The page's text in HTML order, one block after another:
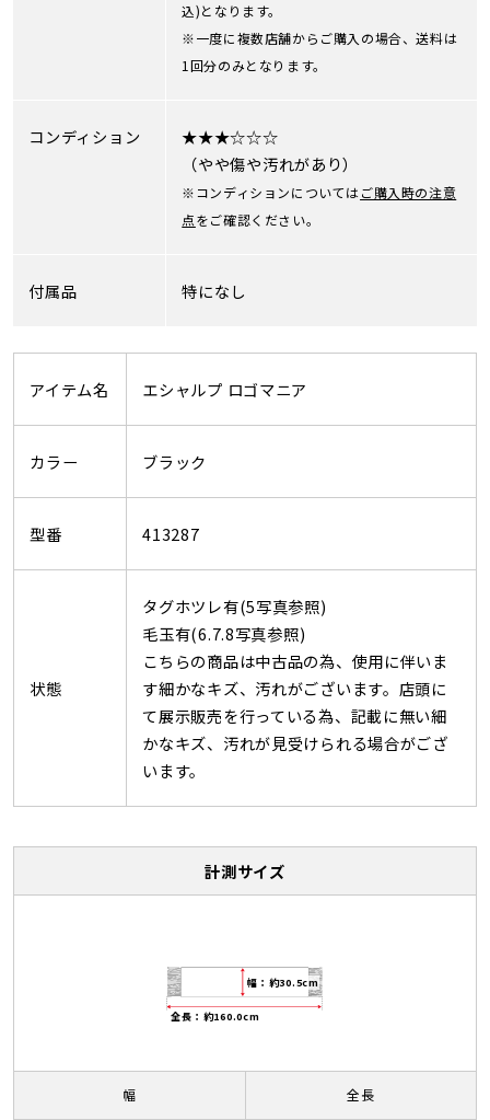
込)となります。
※一度に複数店舗からご購入の場合、送料は
1回分のみとなります。
コンディション
★★★☆☆☆
（やや傷や汚れがあり）
※コンディションについてはご購入時の注意
点をご確認ください。
付属品 特になし
アイテム名 エシャルプ ロゴマニア
カラー ブラック
型番 413287
状態
タグホツレ有(5写真参照)
毛玉有(6.7.8写真参照)
こちらの商品は中古品の為、使用に伴いま
す細かなキズ、汚れがございます。店頭に
て展示販売を行っている為、記載に無い細
かなキズ、汚れが見受けられる場合がござ
います。
計測サイズ
幅：約30.5cm
全長：約160.0cm
幅 全長